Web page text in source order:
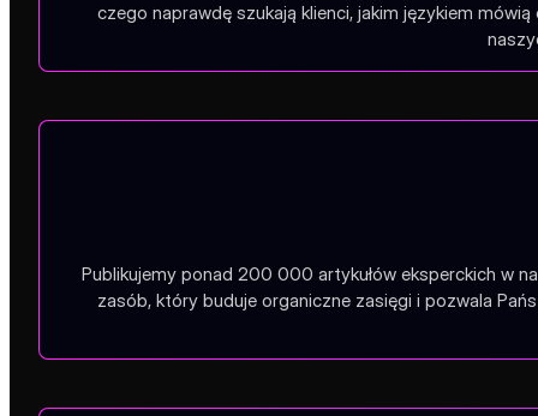
czego naprawdę szukają klienci, jakim językiem
Publikujemy ponad 200 000 artykułów eksperckich w
zasób, który buduje organiczne zasięgi i pozwala